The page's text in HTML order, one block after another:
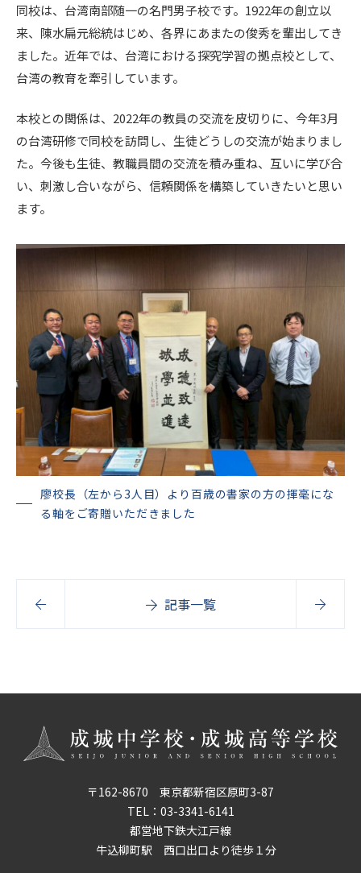
このサイトについて
個人情報保護方針
いじめ防止基本方針
採用情報 文化祭
同校は、台湾南部随一の名門男子校です。1922年の創立以
来、陳水扁元総統はじめ、各界にあまたの俊秀を輩出してき
ました。近年では、台湾における探究学習の拠点校として、
台湾の教育を牽引しています。
本校との関係は、2022年の教員の交流を皮切りに、今年3月
の台湾研修で同校を訪問し、生徒どうしの交流が始まりまし
た。今後も生徒、教職員間の交流を積み重ね、互いに学び合
い、刺激し合いながら、信頼関係を構築していきたいと思い
ます。
廖校長（左から3人目）より百歳の書家の方の揮毫にな
る軸をご寄贈いただきました
記事一覧
〒162-8670 東京都新宿区原町3-87
TEL： 03-3341-6141
都営地下鉄大江戸線
牛込柳町駅 西口出口より徒歩１分